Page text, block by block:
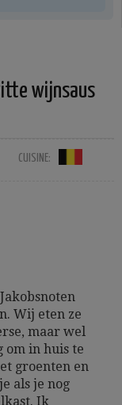
wijnsaus
CUISINE:
Wij eten ze
maar wel
om in huis te
groenten en
als je nog
Ik